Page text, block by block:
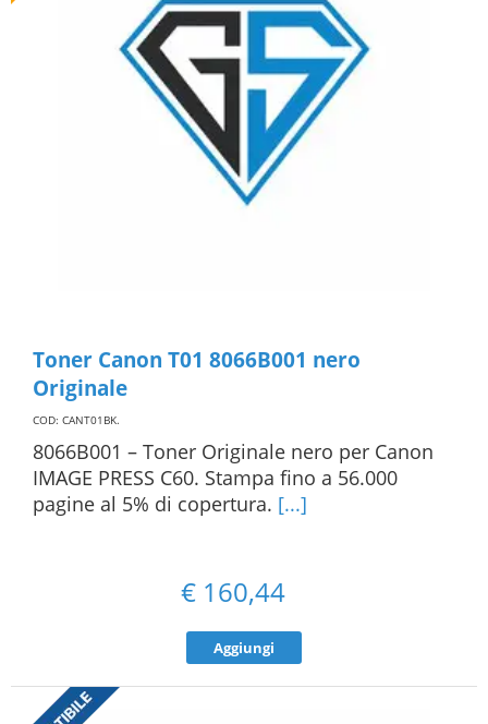
Toner Canon T01 8066B001 nero
Originale
COD: CANT01BK.
8066B001 – Toner Originale nero per Canon
IMAGE PRESS C60. Stampa fino a 56.000
pagine al 5% di copertura. [...]
€ 160,44
Aggiungi